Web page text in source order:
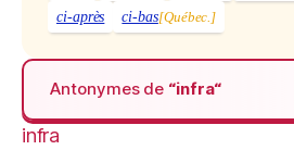
ci-après
ci-bas[Québec.]
Antonymes de “infra“
infra